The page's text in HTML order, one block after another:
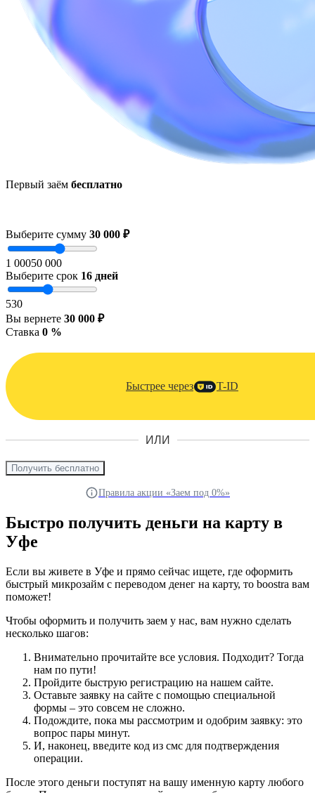
Первый заём бесплатно
Выберите сумму 30 000 ₽
1 00050 000
Выберите срок 16 дней
530
Вы вернете 30 000 ₽
Ставка 0 %
Быстрее через T-ID
ИЛИ
Получить бесплатно
Правила акции «Заем под 0%»
Быстро получить деньги на карту в
Уфе
Если вы живете в Уфе и прямо сейчас ищете, где оформить
быстрый микрозайм с переводом денег на карту, то boostra вам
поможет!
Чтобы оформить и получить заем у нас, вам нужно сделать
несколько шагов:
Внимательно прочитайте все условия. Подходит? Тогда
нам по пути!
Пройдите быструю регистрацию на нашем сайте.
Оставьте заявку на сайте с помощью специальной
формы – это совсем не сложно.
Подождите, пока мы рассмотрим и одобрим заявку: это
вопрос пары минут.
И, наконец, введите код из смс для подтверждения
операции.
После этого деньги поступят на вашу именную карту любого